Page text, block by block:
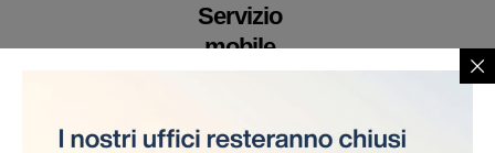
Servizio
mobile
nostri servizi direttamente sul cantiere, eliminando la